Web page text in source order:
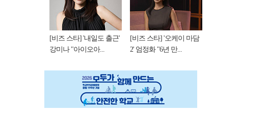
[비즈 스타] '내일도 출근'
강미나 "아이오아...
[비즈 스타] '오케이 마담
2' 엄정화 "6년 만...